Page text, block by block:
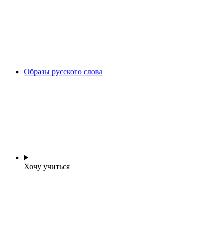
Образы русского слова
Хочу учиться